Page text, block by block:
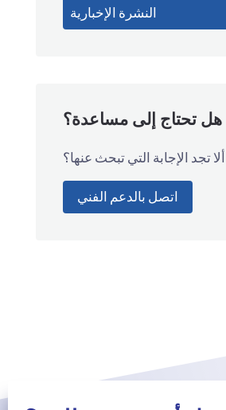
النشرة الإخبارية
هل تحتاج إلى مساعدة؟
ألا تجد الإجابة التي تبحث عنها؟
اتصل بالدعم الفني